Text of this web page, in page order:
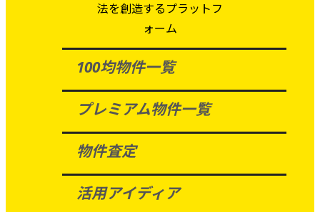
法を創造するプラットフ
ォーム
100均物件一覧
プレミアム物件一覧
物件査定
活用アイディア